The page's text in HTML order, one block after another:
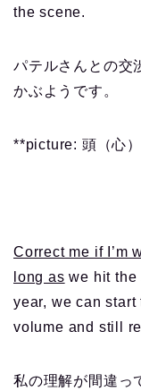
the scene.
パテルさんとの交
かぶようです。
**picture: 頭（心
Correct me if I’m
long as we hit the
year, we can
volume and still
私の理解が間違っ